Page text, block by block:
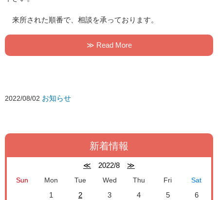
来所された順番で、相談を承っております。
≫ Read More
2022/08/02 お知らせ
新着情報
≪ 2022/8 ≫
Sun Mon Tue Wed Thu Fri Sat
1 2 3 4 5
6